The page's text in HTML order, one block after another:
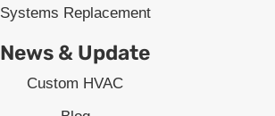
Systems Replacement
News & Update
Custom HVAC